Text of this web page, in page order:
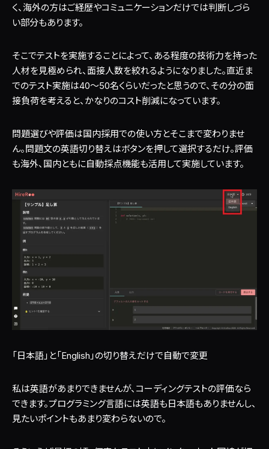
く、海外の方はご経歴やコミュニケーションだけでは判断しづら
い部分もあります。
そこでテストを実施することによって、ある程度の技術力を持った
人材を見極められ、面接人数を絞れるようになりました。直近ま
でのテスト実施は40～50名くらいだったと思うので、その分の面
接負荷を考えると、かなりのコスト削減になっています。
問題選びや評価は国内採用での使い方とそこまで変わりませ
ん。問題文の英語切り替えはボタンを押して選択するだけ。評価
も海外、国内ともに自動採点機能も活用して実施しています。
「日本語」と「English」の切り替えだけで自動で変更
私は英語があまりできませんが、コーディングテストの評価なら
できます。プログラミング言語には英語も日本語もありませんし、
見たいポイントもあまり変わらないので。